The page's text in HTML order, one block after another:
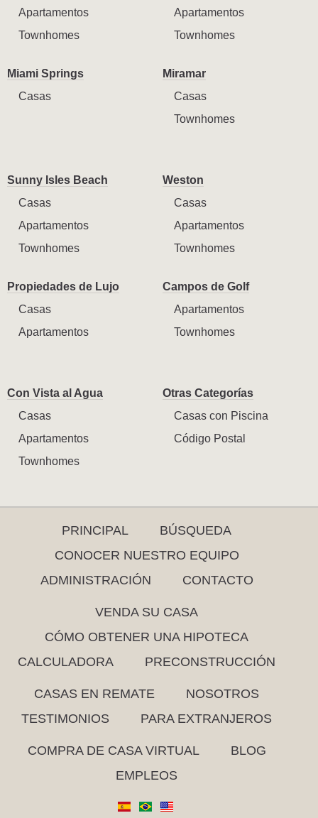
Apartamentos
Townhomes
Apartamentos
Townhomes
Miami Springs
Casas
Miramar
Casas
Townhomes
Sunny Isles Beach
Casas
Apartamentos
Townhomes
Weston
Casas
Apartamentos
Townhomes
Propiedades de Lujo
Casas
Apartamentos
Campos de Golf
Apartamentos
Townhomes
Con Vista al Agua
Casas
Apartamentos
Townhomes
Otras Categorías
Casas con Piscina
Código Postal
PRINCIPAL
BÚSQUEDA
CONOCER NUESTRO EQUIPO
ADMINISTRACIÓN
CONTACTO
VENDA SU CASA
CÓMO OBTENER UNA HIPOTECA
CALCULADORA
PRECONSTRUCCIÓN
CASAS EN REMATE
NOSOTROS
TESTIMONIOS
PARA EXTRANJEROS
COMPRA DE CASA VIRTUAL
BLOG
EMPLEOS